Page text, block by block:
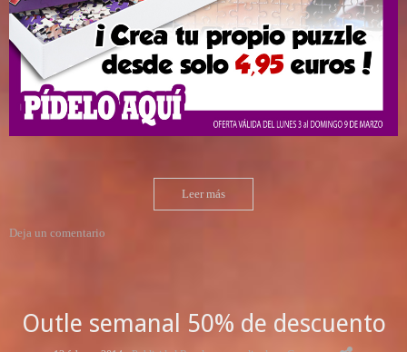
Leer más
Deja un comentario
Outle semanal 50% de descuento